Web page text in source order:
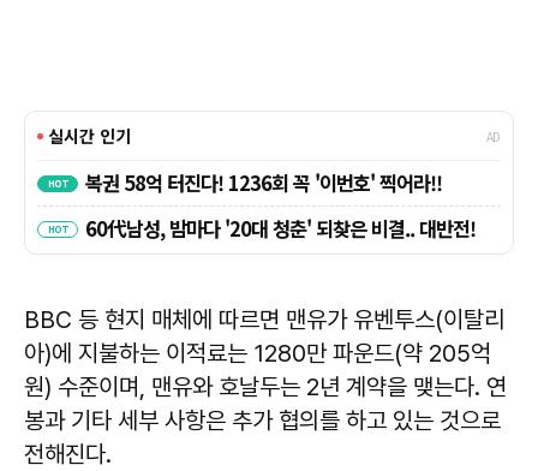
BBC 등 현지 매체에 따르면 맨유가 유벤투스(이탈리
아)에 지불하는 이적료는 1280만 파운드(약 205억
원) 수준이며, 맨유와 호날두는 2년 계약을 맺는다. 연
봉과 기타 세부 사항은 추가 협의를 하고 있는 것으로
전해진다.